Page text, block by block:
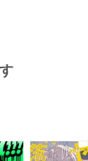
？というくらい